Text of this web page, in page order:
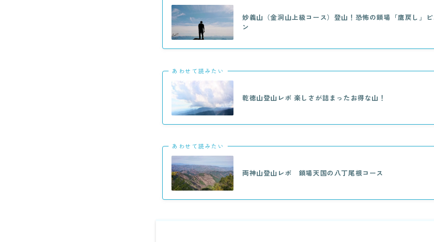
妙義山（金洞山上級コース）登山！恐怖の鎖場「鷹戻し」
ン
あわせて読みたい
乾徳山登山レポ 楽しさが詰まったお得な山！
あわせて読みたい
両神山登山レポ 鎖場天国の八丁尾根コース